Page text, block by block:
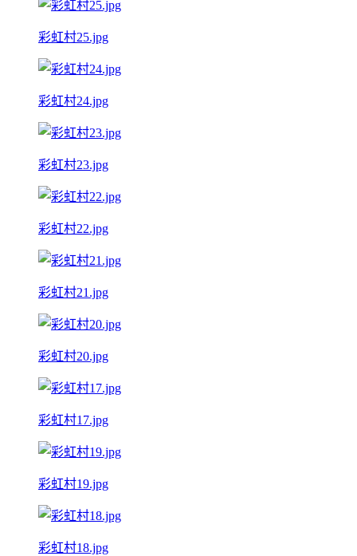
彩虹村25.jpg
彩虹村24.jpg
彩虹村23.jpg
彩虹村22.jpg
彩虹村21.jpg
彩虹村20.jpg
彩虹村17.jpg
彩虹村19.jpg
彩虹村18.jpg